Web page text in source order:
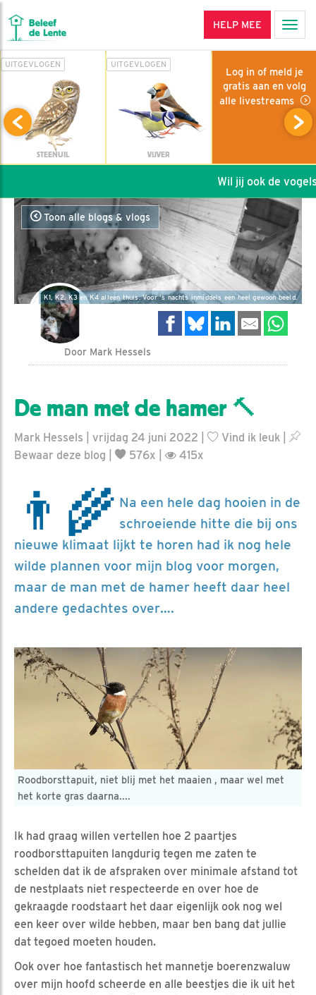
HELP MEE
UITGEVLOGEN
STEENUIL
UITGEVLOGEN
VIJVER
Log in of meld je
gratis aan en volg
alle livestreams
Wil jij ook de
Toon alle blogs & vlogs
K1, K2, K3 en K4 alleen thuis. Voor 's nachts inmiddels een heel gewoon beeld.
Door Mark Hessels
De man met de hamer 🔨
Mark Hessels | vrijdag 24 juni 2022 | Vind ik leuk
Bewaar deze blog
576x | 415x
👨‍🌾 Na een hele dag hooien in de
schroeiende hitte die bij ons
nieuwe klimaat lijkt te horen had ik nog hele
wilde plannen voor mijn blog voor morgen,
maar de man met de hamer heeft daar heel
andere gedachtes over….
Roodborsttapuit, niet blij met het maaien , maar wel met
het korte gras daarna....
Ik had graag willen vertellen hoe 2 paartjes
roodborsttapuiten langdurig tegen me zaten te
schelden dat ik de afspraken over minimale afstand tot
de nestplaats niet respecteerde en over hoe de
gekraagde roodstaart het daar eigenlijk ook nog wel
een keer over wilde hebben, maar ben bang dat jullie
dat tegoed moeten houden.
Ook over hoe fantastisch het mannetje boerenzwaluw
over mijn hoofd scheerde en alle beestjes die ik uit het